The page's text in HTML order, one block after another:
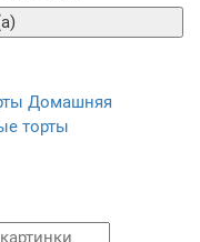
Домашняя
торты